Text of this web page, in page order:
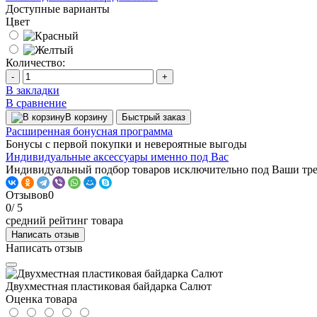
Доступные варианты
Цвет
Количество:
- +
В закладки
В сравнение
В корзину Быстрый заказ
Расширенная бонусная программа
Бонусы с первой покупки и невероятные выгоды
Индивидуальные аксессуары именно под Вас
Индивидуальный подбор товаров исключительно под Ваши
Отзывов0
0/ 5
средний рейтинг товара
Написать отзыв
Написать отзыв
Двухместная пластиковая байдарка Салют
Оценка товара